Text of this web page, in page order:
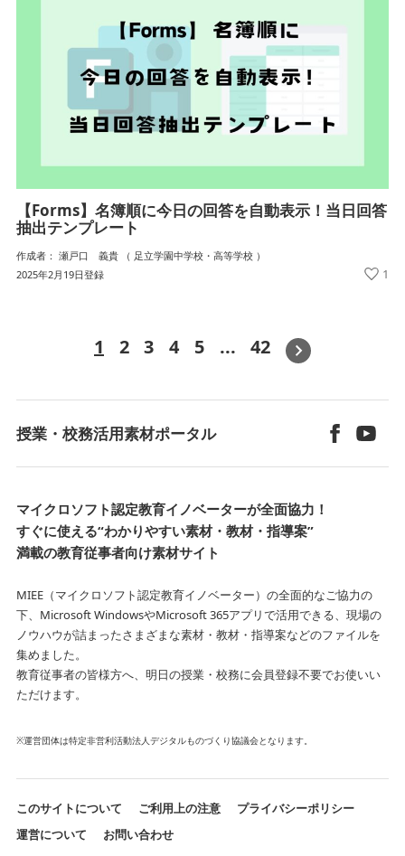
【Forms】名簿順に今日の回答を自動表示！当日回答
抽出テンプレート
作成者： 瀬戸口 義貴 （ 足立学園中学校・高等学校 ）
2025年2月19日登録
1
1 2 3 4 5 ... 42
授業・校務活用素材ポータル
マイクロソフト認定教育イノベーターが全面協力！
すぐに使える“わかりやすい素材・教材・指導案”
満載の教育従事者向け素材サイト
MIEE（マイクロソフト認定教育イノベーター）の全面的なご協力の
下、Microsoft WindowsやMicrosoft 365アプリで活用できる、 現場の
ノウハウが詰まったさまざまな素材・教材・指導案などのファイルを
集めました。
教育従事者の皆様方へ、明日の授業・校務に会員登録不要でお使いい
ただけます。
※運営団体は特定非営利活動法人デジタルものづくり協議会となります。
このサイトについて ご利用上の注意
プライバシーポリシー
運営について
お問い合わせ